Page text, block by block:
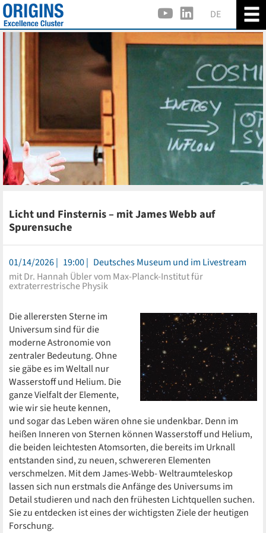
DE
Licht und Finsternis – mit James Webb auf
Spurensuche
01/14/2026 19:00
Deutsches Museum und im Livestream
mit Dr. Hannah Übler vom Max-Planck-Institut für
extraterrestrische Physik
Die allerersten Sterne im
Universum sind für die
moderne Astronomie von
zentraler Bedeutung. Ohne
sie gäbe es im Weltall nur
Wasserstoff und Helium. Die
ganze Vielfalt der Elemente,
wie wir sie heute kennen,
und sogar das Leben wären ohne sie undenkbar. Denn im
heißen Inneren von Sternen können Wasserstoff und Helium,
die beiden leichtesten Atomsorten, die bereits im Urknall
entstanden sind, zu neuen, schwereren Elementen
verschmelzen. Mit dem James-Webb- Weltraumteleskop
lassen sich nun erstmals die Anfänge des Universums im
Detail studieren und nach den frühesten Lichtquellen suchen.
Sie zu entdecken ist eines der wichtigsten Ziele der heutigen
Forschung.